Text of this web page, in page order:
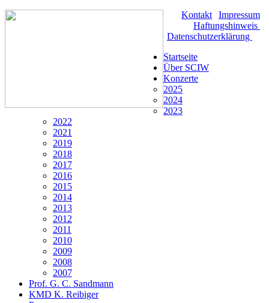
Kontakt Impressum
Haftungshinweis
Datenschutzerklärung
Startseite
Über SCIW
Konzerte
2025
2024
2023
2022
2021
2019
2018
2017
2016
2015
2014
2013
2012
2011
2010
2009
2008
2007
Prof. G. C. Sandmann
KMD K. Reibiger